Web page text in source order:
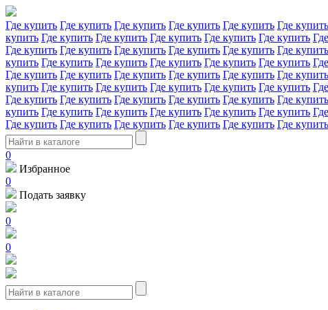
Где купить Где купить Где купить Где купить Где купить Где купить
купить Где купить Где купить Где купить Где купить Где купить
Где купить Где купить Где купить Где купить Где купить Где купить
купить Где купить Где купить Где купить Где купить Где купить
Где купить Где купить Где купить Где купить Где купить Где купить
купить Где купить Где купить Где купить Где купить Где купить
Где купить Где купить Где купить Где купить Где купить Где купить
купить Где купить Где купить Где купить Где купить Где купить
Где купить Где купить Где купить Где купить Где купить Где купить
0
Избранное
0
Подать заявку
0
0